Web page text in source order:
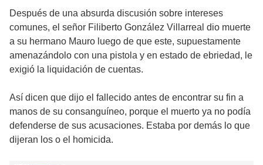
Después de una absurda discusión sobre intereses
comunes, el señor Filiberto González Villarreal dio muerte
a su hermano Mauro luego de que este, supuestamente
amenazándolo con una pistola y en estado de ebriedad, le
exigió la liquidación de cuentas.
Así dicen que dijo el fallecido antes de encontrar su fin a
manos de su consanguíneo, porque el muerto ya no podía
defenderse de sus acusaciones. Estaba por demás lo que
dijeran los o el homicida.